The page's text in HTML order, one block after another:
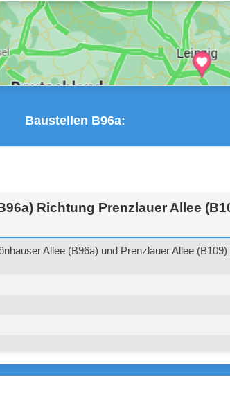
Baustellen B96a:
Richtung Prenzlauer Allee
Allee (B96a) und Prenzlauer Allee (B109)